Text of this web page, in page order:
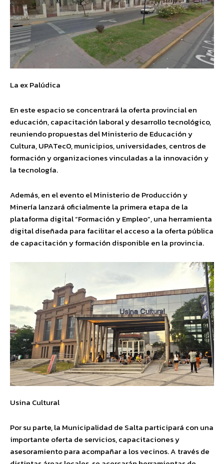
La ex Palúdica
En este espacio se concentrará la oferta provincial en
educación, capacitación laboral y desarrollo tecnológico,
reuniendo propuestas del Ministerio de Educación y
Cultura, UPATecO, municipios, universidades, centros de
formación y organizaciones vinculadas a la innovación y
la tecnología.
Además, en el evento el Ministerio de Producción y
Minería lanzará oficialmente la primera etapa de la
plataforma digital “Formación y Empleo”, una herramienta
digital diseñada para facilitar el acceso a la oferta pública
de capacitación y formación disponible en la provincia.
Usina Cultural
Por su parte, la Municipalidad de Salta participará con una
importante oferta de servicios, capacitaciones y
asesoramiento para acompañar a los vecinos. A través de